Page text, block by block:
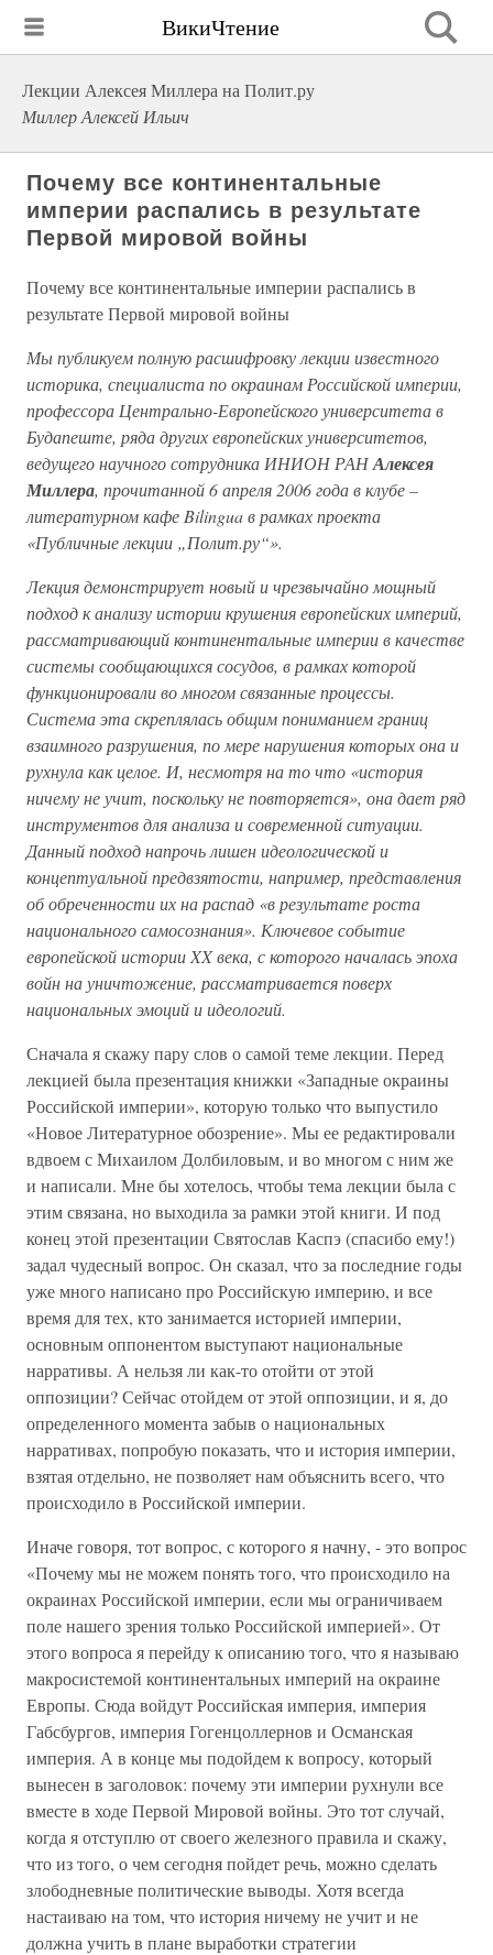
ВикиЧтение
Лекции Алексея Миллера на Полит.ру
Миллер Алексей Ильич
Почему все континентальные
империи распались в результате
Первой мировой войны
Почему все континентальные империи распались в
результате Первой мировой войны
Мы публикуем полную расшифровку лекции известного
историка, специалиста по окраинам Российской империи,
профессора Центрально-Европейского университета в
Будапеште, ряда других европейских университетов,
ведущего научного сотрудника ИНИОН РАНАлексея
Миллера, прочитанной 6 апреля 2006 года в клубе –
литературном кафе Bilingua в рамках проекта
«Публичные лекции „Полит.ру“».
Лекция демонстрирует новый и чрезвычайно мощный
подход к анализу истории крушения европейских империй,
рассматривающий континентальные империи в качестве
системы сообщающихся сосудов, в рамках которой
функционировали во многом связанные процессы.
Система эта скреплялась общим пониманием границ
взаимного разрушения, по мере нарушения которых она и
рухнула как целое. И, несмотря на то что «история
ничему не учит, поскольку не повторяется», она дает ряд
инструментов для анализа и современной ситуации.
Данный подход напрочь лишен идеологической и
концептуальной предвзятости, например, представления
об обреченности их на распад «в результате роста
национального самосознания». Ключевое событие
европейской истории XX века, с которого началась эпоха
войн на уничтожение, рассматривается поверх
национальных эмоций и идеологий.
Сначала я скажу пару слов о самой теме лекции. Перед
лекцией была презентация книжки «Западные окраины
Российской империи», которую только что выпустило
«Новое Литературное обозрение». Мы ее редактировали
вдвоем с Михаилом Долбиловым, и во многом с ним же
и написали. Мне бы хотелось, чтобы тема лекции была с
этим связана, но выходила за рамки этой книги. И под
конец этой презентации Святослав Каспэ (спасибо ему!)
задал чудесный вопрос. Он сказал, что за последние годы
уже много написано про Российскую империю, и все
время для тех, кто занимается историей империи,
основным оппонентом выступают национальные
нарративы. А нельзя ли как-то отойти от этой
оппозиции? Сейчас отойдем от этой оппозиции, и я, до
определенного момента забыв о национальных
нарративах, попробую показать, что и история империи,
взятая отдельно, не позволяет нам объяснить всего, что
происходило в Российской империи.
Иначе говоря, тот вопрос, с которого я начну, - это вопрос
«Почему мы не можем понять того, что происходило на
окраинах Российской империи, если мы ограничиваем
поле нашего зрения только Российской империей». От
этого вопроса я перейду к описанию того, что я называю
макросистемой континентальных империй на окраине
Европы. Сюда войдут Российская империя, империя
Габсбургов, империя Гогенцоллернов и Османская
империя. А в конце мы подойдем к вопросу, который
вынесен в заголовок: почему эти империи рухнули все
вместе в ходе Первой Мировой войны. Это тот случай,
когда я отступлю от своего железного правила и скажу,
что из того, о чем сегодня пойдет речь, можно сделать
злободневные политические выводы. Хотя всегда
настаиваю на том, что история ничему не учит и не
должна учить в плане выработки стратегии